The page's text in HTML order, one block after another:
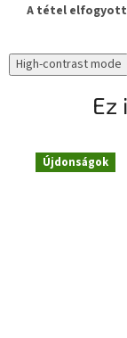
A tétel
High-contrast mode
Ez
Újdonságok